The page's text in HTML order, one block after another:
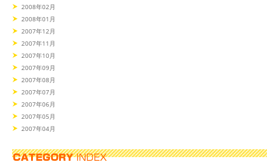
2008年02月
2008年01月
2007年12月
2007年11月
2007年10月
2007年09月
2007年08月
2007年07月
2007年06月
2007年05月
2007年04月